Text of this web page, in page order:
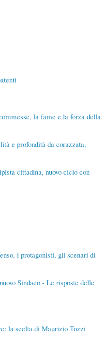
la fame e la forza della
e profondità da corazzata,
cittadina, nuovo ciclo con
i protagonisti, gli scenari di
Sindaco - Le risposte delle
la scelta di Maurizio Tozzi